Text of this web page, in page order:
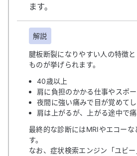
ます。
解説
腱板断裂になりやすい人の特徴
ものが挙げられます。
40歳以上
肩に負担のかかる仕事やスポ
夜間に強い痛みで目が覚めて
肩は上がるが、上がる途中で
最終的な診断にはMRIやエコー
す。
なお、症状検索エンジン「ユビ